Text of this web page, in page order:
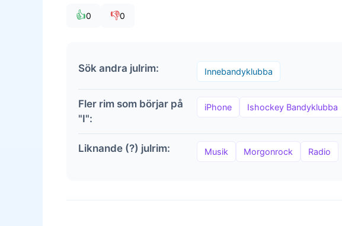
👍0 👎0
Sök andra julrim: Innebandyklubba
Fler rim som börjar på
"I":
iPhone Ishockey Bandyklubba
Liknande (?) julrim: Musik Morgonrock Radio